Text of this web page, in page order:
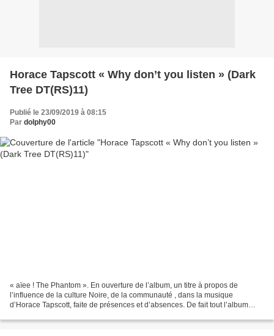
Horace Tapscott « Why don’t you listen » (Dark
Tree DT(RS)11)
Publié le 23/09/2019 à 08:15
Par dolphy00
« aïee ! The Phantom ». En ouverture de l’album, un titre à propos de
l’influence de la culture Noire, de la communauté , dans la musique
d’Horace Tapscott, faite de présences et d’absences. De fait tout l’album